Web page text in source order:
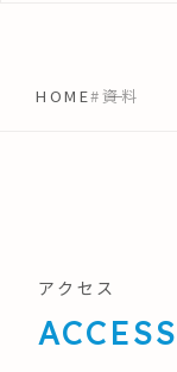
HOME#資料
アクセス
ACCESS